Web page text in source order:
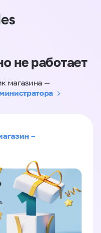
не работает
магазина —
–